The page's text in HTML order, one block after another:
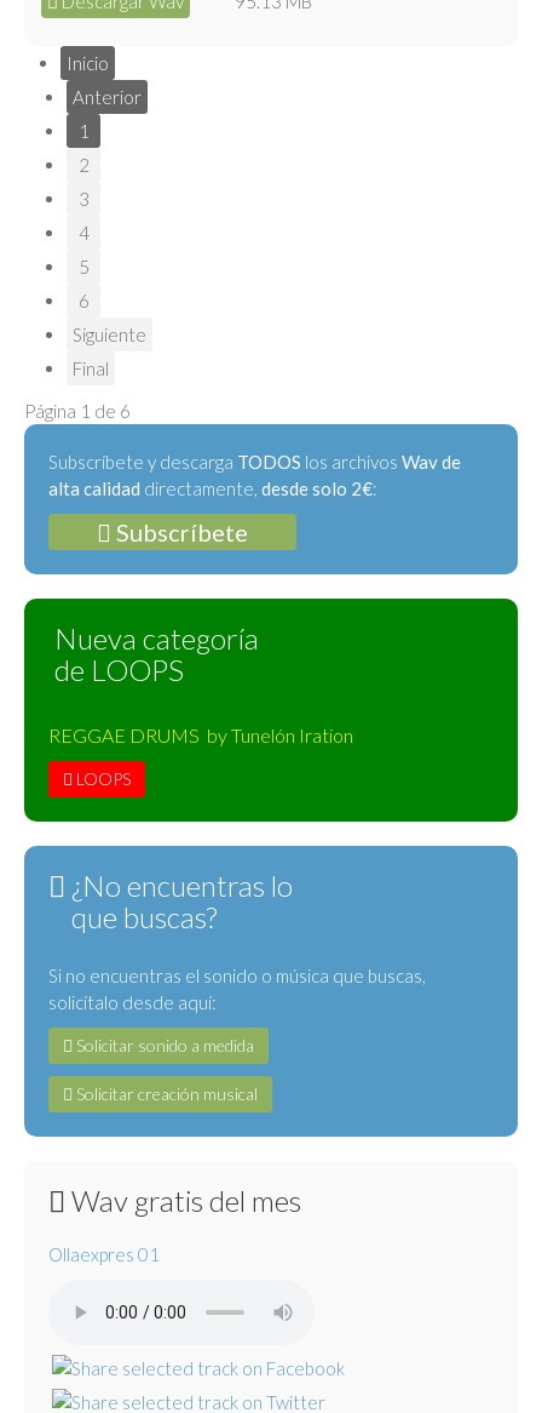
Inicio
Anterior
1
2
3
4
5
6
Siguiente
Final
Página 1 de 6
Subscríbete y descarga TODOS los archivos Wav de
alta calidad directamente, desde solo 2€:
Subscríbete
Nueva categoría
de LOOPS
REGGAE DRUMS by Tunelón Iration
LOOPS
¿No encuentras lo
que buscas?
Si no encuentras el sonido o música que buscas,
solicítalo desde aquí:
Solicitar sonido a medida
Solicitar creación musical
Wav gratis del mes
Ollaexpres 01